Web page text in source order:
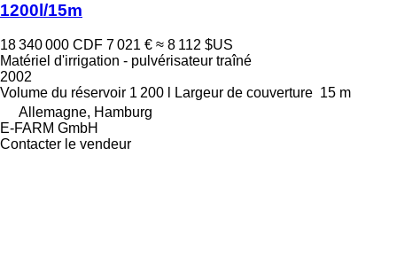
1200l/15m
18 340 000 CDF 7 021 € ≈ 8 112 $US
Matériel d'irrigation - pulvérisateur traîné
2002
Volume du réservoir 1 200 l Largeur de couverture 15 m
Allemagne, Hamburg
E-FARM GmbH
Contacter le vendeur